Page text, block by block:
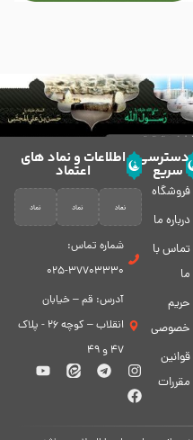
دسترسی
سریع
فروشگاه
درباره ما
تماس با
ما
حریم
خصوصی
قوانین
مقررات
اطلاعات و نماد های
اعتماد
شماره تماس:
37703330-025
آدرس: قم – خیابان
انقلاب – کوچه 26 - پلاک
47 و 49